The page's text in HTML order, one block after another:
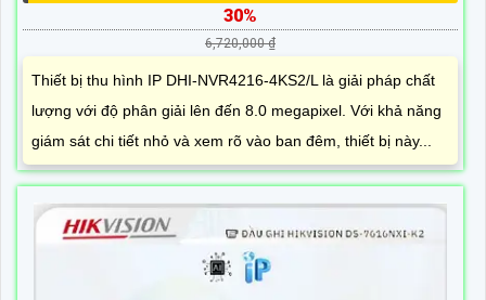
30%
6,720,000 ₫
Thiết bị thu hình IP DHI-NVR4216-4KS2/L là giải pháp chất
lượng với độ phân giải lên đến 8.0 megapixel. Với khả năng
giám sát chi tiết nhỏ và xem rõ vào ban đêm, thiết bị này...